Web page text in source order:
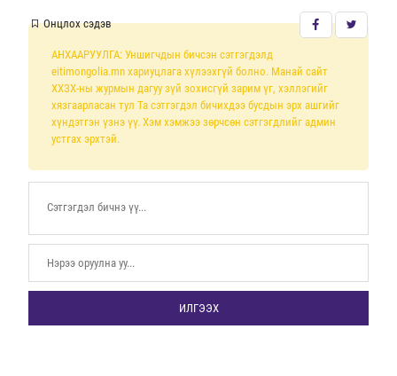
Онцлох сэдэв
АНХААРУУЛГА: Уншигчдын бичсэн сэтгэгдэлд
eitimongolia.mn хариуцлага хүлээхгүй болно. Манай сайт
ХХЗХ-ны журмын дагуу зүй зохисгүй зарим үг, хэллэгийг
хязгаарласан тул Та сэтгэгдэл бичихдээ бусдын эрх ашгийг
хүндэтгэн үзнэ үү. Хэм хэмжээ зөрчсөн сэтгэгдлийг админ
устгах эрхтэй.
ИЛГЭЭХ